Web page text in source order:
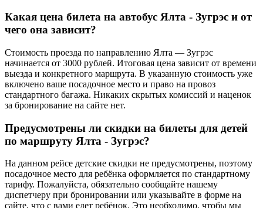
Какая цена билета на автобус Ялта - Зугрэс и от
чего она зависит?
Стоимость проезда по направлению Ялта — Зугрэс
начинается от 3000 рублей. Итоговая цена зависит от времени
выезда и конкретного маршрута. В указанную стоимость уже
включено ваше посадочное место и право на провоз
стандартного багажа. Никаких скрытых комиссий и наценок
за бронирование на сайте нет.
Предусмотрены ли скидки на билеты для детей
по маршруту Ялта - Зугрэс?
На данном рейсе детские скидки не предусмотрены, поэтому
посадочное место для ребёнка оформляется по стандартному
тарифу. Пожалуйста, обязательно сообщайте нашему
диспетчеру при бронировании или указывайте в форме на
сайте, что с вами едет ребёнок. Это необходимо, чтобы мы